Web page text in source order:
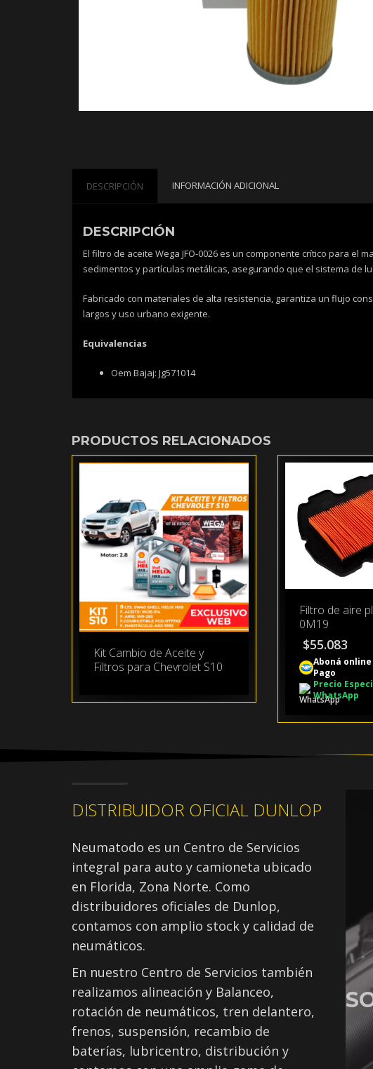
DESCRIPCIÓN INFORMACIÓN ADICIONAL
DESCRIPCIÓN
El filtro de aceite Wega JFO-0026 es un componente crítico para
sedimentos y partículas metálicas, asegurando que el sistema de
Fabricado con materiales de alta resistencia, garantiza un flujo
largos y uso urbano exigente.
Equivalencias
Oem Bajaj: Jg571014
PRODUCTOS RELACIONADOS
Kit Cambio de Aceite y
Filtros para Chevrolet S10
Filtro de aire
0M19
$55.083
Aboná
Pago
Precio
WhatsApp
DISTRIBUIDOR OFICIAL DUNLOP
Neumatodo es un Centro de Servicios
integral para auto y camioneta ubicado
en Florida, Zona Norte. Como
distribuidores oficiales de Dunlop,
contamos con amplio stock y calidad de
neumáticos.
En nuestro Centro de Servicios también
realizamos alineación y Balanceo,
rotación de neumáticos, tren delantero,
frenos, suspensión, recambio de
baterías, lubricentro, distribución y